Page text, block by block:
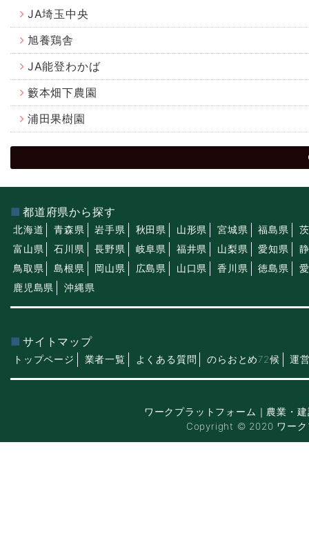
JA埼玉中央
旭養鶏舎
JA能登わかば
籔本畑下農園
浦田果樹園
都道府県から探す
北海道 青森県 岩手県 秋田県 山形県 宮城県 福島県
富山県
石川県 長野県 岐阜県 福井県 山梨県 愛知県
鳥取県
島根県 岡山県 広島県 山口県 香川県 徳島県
鹿児島県
沖縄県
サイトマップ
トップページ 業者一覧 よくある質問 のらおとめ72候 運
ワークプラットフォーム｜農業・
Copyright © 2020 ワーク